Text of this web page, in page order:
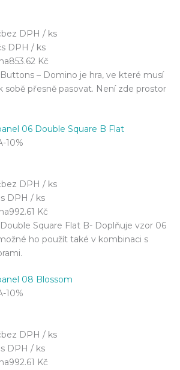
bez DPH / ks
s DPH / ks
853.62 Kč
– Domino je hra, ve které musí
sobě přesně pasovat. Není zde prostor
06 Double Square B Flat
-10%
bez DPH / ks
s DPH / ks
992.61 Kč
Square Flat B- Doplňuje vzor 06
ho použít také v kombinaci s
08 Blossom
-10%
bez DPH / ks
s DPH / ks
992.61 Kč